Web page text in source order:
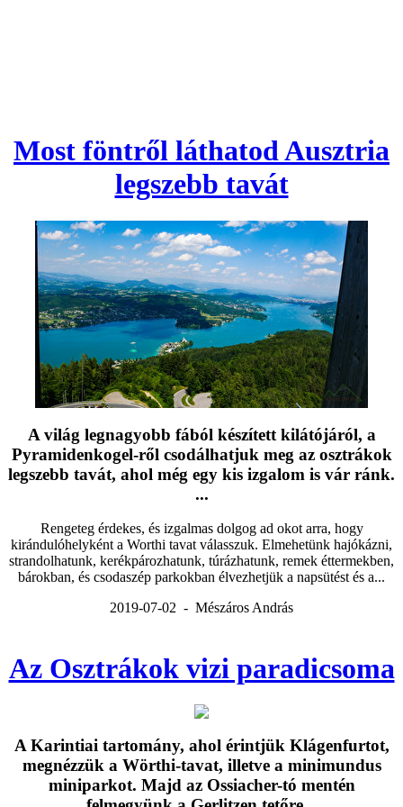
Most föntről láthatod Ausztria
legszebb tavát
A világ legnagyobb fából készített kilátójáról, a
Pyramidenkogel-ről csodálhatjuk meg az osztrákok
legszebb tavát, ahol még egy kis izgalom is vár ránk.
...
Rengeteg érdekes, és izgalmas dolgog ad okot arra, hogy
kirándulóhelyként a Worthi tavat válasszuk. Elmehetünk hajókázni,
strandolhatunk, kerékpározhatunk, túrázhatunk, remek éttermekben,
bárokban, és csodaszép parkokban élvezhetjük a napsütést és a...
2019-07-02 - Mészáros András
Az Osztrákok vizi paradicsoma
A Karintiai tartomány, ahol érintjük Klágenfurtot,
megnézzük a Wörthi-tavat, illetve a minimundus
miniparkot. Majd az Ossiacher-tó mentén